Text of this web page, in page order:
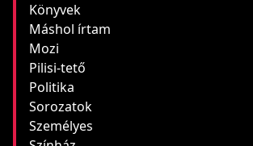
Könyvek
Máshol írtam
Mozi
Pilisi-tető
Politika
Sorozatok
Személyes